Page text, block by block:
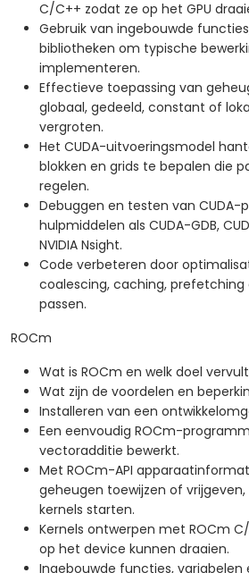
C/C++ zodat ze op het GPU
Gebruik van ingebouwde
bibliotheken om typische
implementeren.
Effectieve toepassing van
globaal, gedeeld, constant of
vergroten.
Het CUDA-uitvoeringsmodel
blokken en grids te bepalen die
regelen.
Debuggen en testen van CUDA-
hulpmiddelen als CUDA-GDB,
NVIDIA Nsight.
Code verbeteren door
coalescing, caching,
passen.
ROCm
Wat is ROCm en welk doel
Wat zijn de voordelen en
Installeren van een
Een eenvoudig ROCm-
vectoradditie bewerkt.
Met ROCm-API
geheugen toewijzen of
kernels starten.
Kernels ontwerpen met ROCm
op het device kunnen draaien.
Ingebouwde functies, variabelen